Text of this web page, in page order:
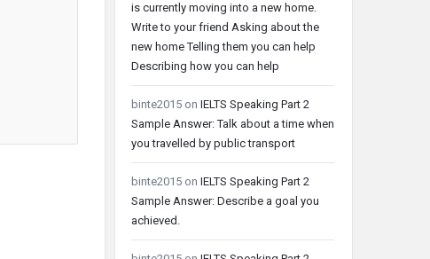
is currently moving into a new home.
Write to your friend Asking about the
new home Telling them you can help
Describing how you can help
binte2015 on IELTS Speaking Part 2
Sample Answer: Talk about a time when
you travelled by public transport
binte2015 on IELTS Speaking Part 2
Sample Answer: Describe a goal you
achieved.